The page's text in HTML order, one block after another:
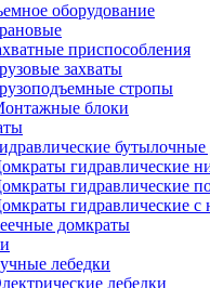
оборудование
приспособления
захваты
стропы
блоки
гидравлические
гидравлические
гидравлические с
домкраты
лебедки
лебедки